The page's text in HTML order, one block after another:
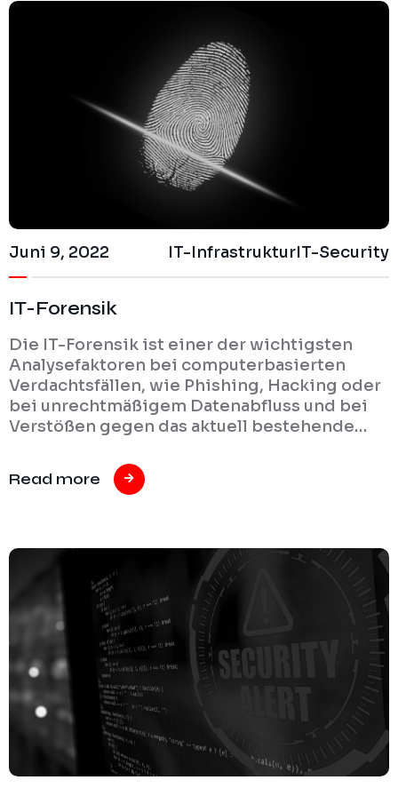
Juni 9, 2022 IT-InfrastrukturIT-Security
IT-Forensik
Die IT-Forensik ist einer der wichtigsten
Analysefaktoren bei computerbasierten
Verdachtsfällen, wie Phishing, Hacking oder
bei unrechtmäßigem Datenabfluss und bei
Verstößen gegen das aktuell bestehende…
Read more